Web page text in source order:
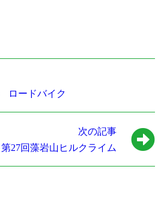
ードバイク
次の記事
第27回藻岩山ヒルクライム